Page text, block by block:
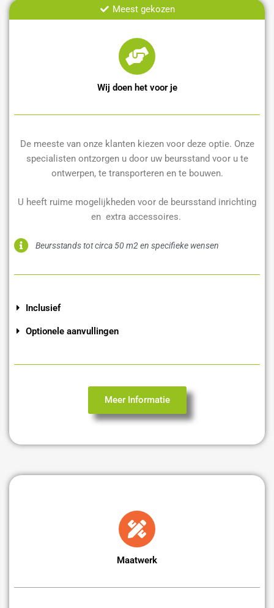
Meest gekozen
Wij doen het voor je
De meeste van onze klanten kiezen voor deze optie. Onze
specialisten ontzorgen u door uw beursstand voor u te
ontwerpen, te transporteren en te bouwen.
U heeft ruime mogelijkheden voor de beursstand inrichting
en extra accessoires.
Beursstands tot circa 50 m2 en specifieke wensen
Inclusief
Optionele aanvullingen
Meer Informatie
Maatwerk